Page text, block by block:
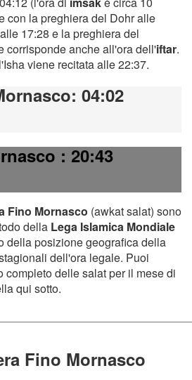
con la preghiera del Dohr alle
17:28 e la preghiera del
corrisponde anche all'ora dell'iftar.
viene recitata alle 22:37.
: 04:02
: 20:43
Fino Mornasco (awkat salat) sono
della Lega Islamica Mondiale
della posizione geografica della
dell'ora legale. Puoi
completo delle salat per il mese di
qui sotto.
Fino Mornasco